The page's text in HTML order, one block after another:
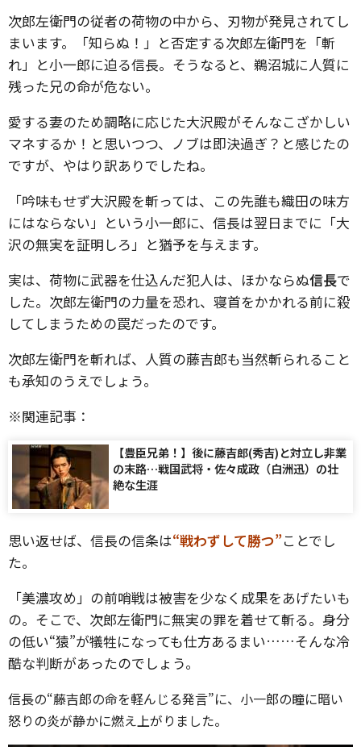
次郎左衛門の従者の荷物の中から、刃物が発見されてし
まいます。「知らぬ！」と否定する次郎左衛門を「斬
れ」と小一郎に迫る信長。そうなると、鵜沼城に人質に
残った兄の命が危ない。
愛する妻のため調略に応じた大沢殿がそんなこざかしい
マネするか！と思いつつ、ノブは即決過ぎ？と感じたの
ですが、やはり訳ありでしたね。
「吟味もせず大沢殿を斬っては、この先誰も織田の味方
にはならない」という小一郎に、信長は翌日までに「大
沢の無実を証明しろ」と猶予を与えます。
実は、荷物に武器を仕込んだ犯人は、ほかならぬ信長で
した。次郎左衛門の力量を恐れ、寝首をかかれる前に殺
してしまうための罠だったのです。
次郎左衛門を斬れば、人質の藤吉郎も当然斬られること
も承知のうえでしょう。
※関連記事：
【豊臣兄弟！】後に藤吉郎(秀吉)と対立し非業
の末路…戦国武将・佐々成政（白洲迅）の壮
絶な生涯
思い返せば、信長の信条は“戦わずして勝つ”ことでし
た。
「美濃攻め」の前哨戦は被害を少なく成果をあげたいも
の。そこで、次郎左衛門に無実の罪を着せて斬る。身分
の低い“猿”が犠牲になっても仕方あるまい……そんな冷
酷な判断があったのでしょう。
信長の“藤吉郎の命を軽んじる発言”に、小一郎の瞳に暗い
怒りの炎が静かに燃え上がりました。